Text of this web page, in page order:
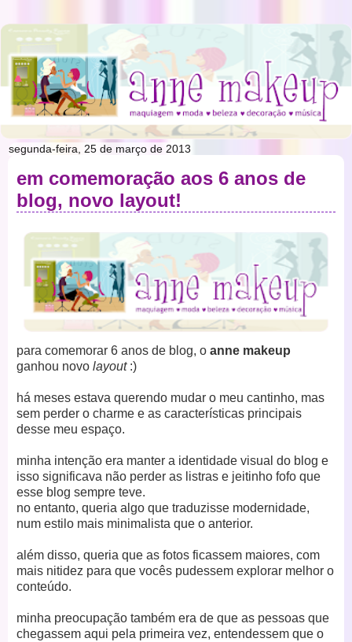
segunda-feira, 25 de março de 2013
em comemoração aos 6 anos de
blog, novo layout!
para comemorar 6 anos de blog, o anne makeup
ganhou novo layout:)
há meses estava querendo mudar o meu cantinho, mas
sem perder o charme e as características principais
desse meu espaço.
minha intenção era manter a identidade visual do blog e
isso significava não perder as listras e jeitinho fofo que
esse blog sempre teve.
no entanto, queria algo que traduzisse modernidade,
num estilo mais minimalista que o anterior.
além disso, queria que as fotos ficassem maiores, com
mais nitidez para que vocês pudessem explorar melhor o
conteúdo.
minha preocupação também era de que as pessoas que
chegassem aqui pela primeira vez, entendessem que o